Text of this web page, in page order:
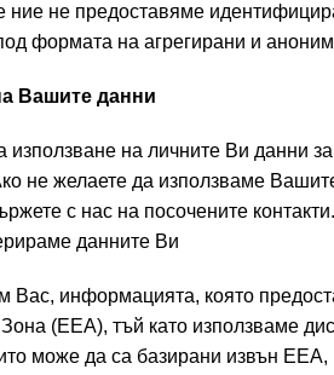
не предоставяме
формата на агрегирани и
Вашите данни
на личните Ви данни
не желаете да използваме
с нас на посочените контакти.
данните Ви
Вас, информацията, която
(EEA), тъй като използваме
може да са базирани извън